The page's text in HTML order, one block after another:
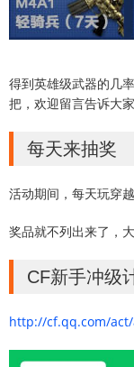
得到英雄级武器的几
把，欢迎留言告诉大家
每天来抽奖
活动期间，每天玩穿
奖品就不列出来了，
CF新手冲级
http://cf.qq.com/